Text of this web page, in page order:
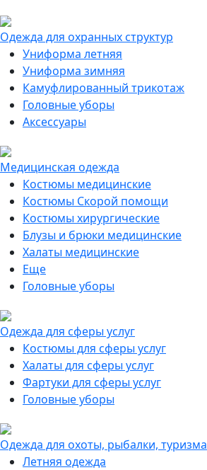
Одежда для охранных структур
Униформа летняя
Униформа зимняя
Камуфлированный трикотаж
Головные уборы
Аксессуары
Медицинская одежда
Костюмы медицинские
Костюмы Скорой помощи
Костюмы хирургические
Блузы и брюки медицинские
Халаты медицинские
Еще
Головные уборы
Одежда для сферы услуг
Костюмы для сферы услуг
Халаты для сферы услуг
Фартуки для сферы услуг
Головные уборы
Одежда для охоты, рыбалки, туризма
Летняя одежда